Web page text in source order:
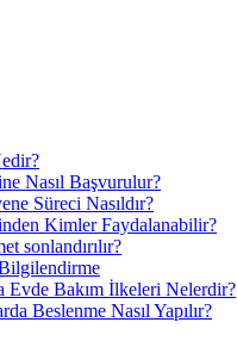
Nasıl Başvurulur?
Süreci Nasıldır?
Kimler Faydalanabilir?
sonlandırılır?
Bilgilendirme
Evde Bakım İlkeleri Nelerdir?
Beslenme Nasıl Yapılır?